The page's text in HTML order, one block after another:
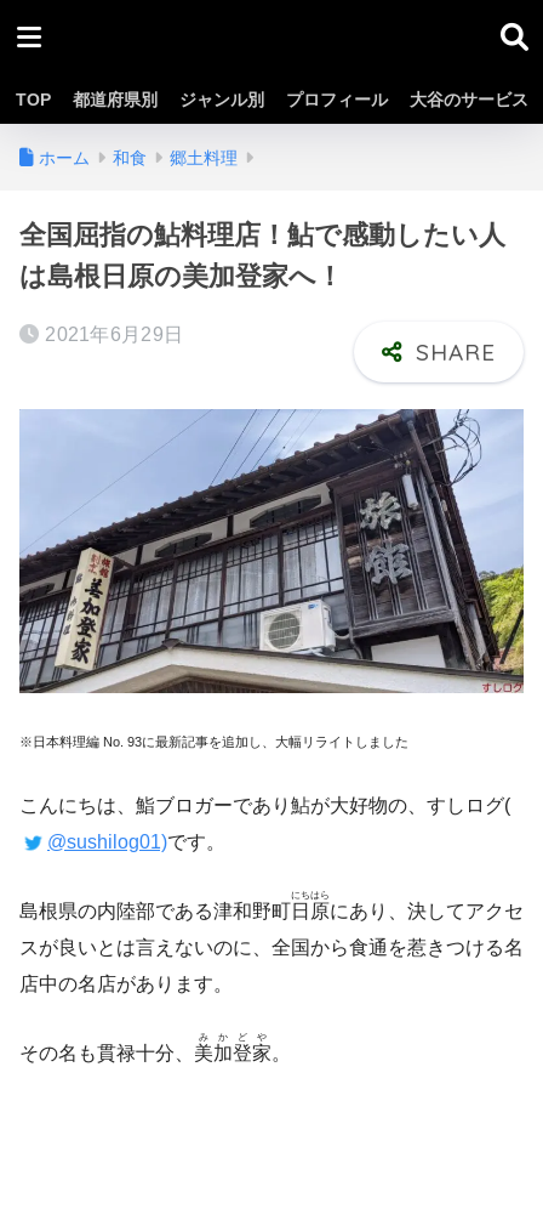
TOP 都道府県別 ジャンル別 プロフィール 大谷のサービス
ホーム 和食 郷土料理
全国屈指の鮎料理店！鮎で感動したい人
は島根日原の美加登家へ！
2021年6月29日
※日本料理編 No. 93に最新記事を追加し、大幅リライトしました
こんにちは、鮨ブロガーであり鮎が大好物の、すしログ(
@sushilog01)です。
島根県の内陸部である津和野町日原
にちはら
にあり、決してアクセ
スが良いとは言えないのに、全国から食通を惹きつける名
店中の名店があります。
その名も貫禄十分、 美加登家
みかどや
。